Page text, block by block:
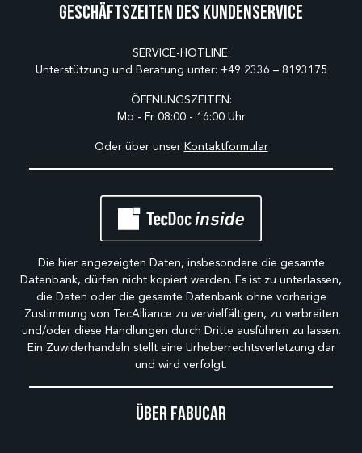
Über Fabucar
Geschäftszeiten des Kundenservice
SERVICE-HOTLINE:
Unterstützung und Beratung unter: +49 2336 – 8193175
ÖFFNUNGSZEITEN:
Mo - Fr 08:00 - 16:00 Uhr
Oder über unser Kontaktformular
Die hier angezeigten Daten, insbesondere die gesamte
Datenbank, dürfen nicht kopiert werden. Es ist zu unterlassen,
die Daten oder die gesamte Datenbank ohne vorherige
Zustimmung von TecAlliance zu vervielfältigen, zu verbreiten
und/oder diese Handlungen durch Dritte ausführen zu lassen.
Ein Zuwiderhandeln stellt eine Urheberrechtsverletzung dar
und wird verfolgt.